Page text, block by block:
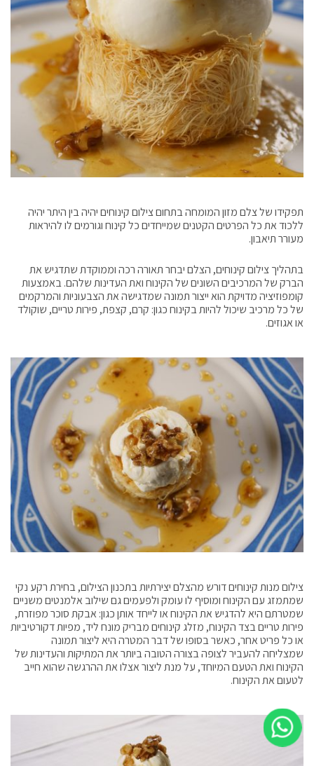
תפקידו של צלם מזון המומחה בתחום צילום קינוחים יהיה בין היתר יהיה
ללכוד את כל הפרטים הקטנים שמייחדים כל קינוח וגורמים לו להיראות
מעורר תיאבון.
בתהליך צילום קינוחים, הצלם יבחר תאורה רכה וממוקדת שתדגיש את
הברק של המרכיבים השונים של הקינוח ואת העדינות שלהם. באמצעות
קומפוזיציה מדויקת הוא ייצור תמונה שמדגישה את הצבעוניות והמרקמים
של כל מרכיב שיכול להיות בקינוח כגון: קרם, קצפת, פירות טריים, שוקולד
או אגוזים.
צילום מנות קינוחים דורש מהצלם יצירתיות בתכנון הצילום, בחירת רקע נקי
שמתמזג עם הקינוח ומוסיף לו עומק ולפעמים גם שילוב אלמנטים משניים
שמטרתם היא להדגיש את הקינוח או לייחד אותן כגון: אבקת סוכר מפוזרת,
פירות טריים בצד הקינוח, מזלג קינוחים מבריק מונח ליד, מפיות דקורטיביות
או כל פריט אחר, כאשר בסופו של דבר המטרה היא ליצור תמונה
שמצליחה להעביר לצופה בצורה הטובה ביותר את המתיקות והעדינות של
הקינוח ואת הטעם המיוחד, על מנת ליצור אצלו את ההרגשה שהוא חייב
לטעום את הקינוח.